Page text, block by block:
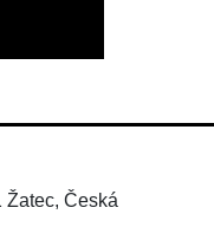
Žatec, Česká